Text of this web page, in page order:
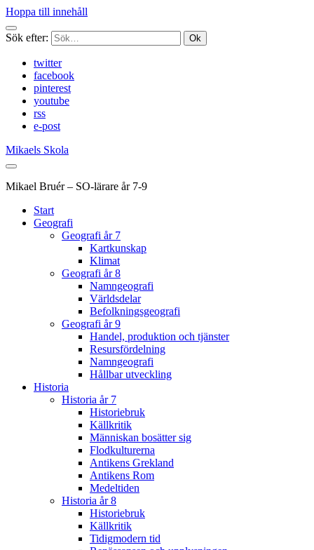
Hoppa till innehåll
Sök efter:
twitter
facebook
pinterest
youtube
rss
e-post
Mikaels Skola
Mikael Bruér – SO-lärare år 7-9
Start
Geografi
Geografi år 7
Kartkunskap
Klimat
Geografi år 8
Namngeografi
Världsdelar
Befolkningsgeografi
Geografi år 9
Handel, produktion och tjänster
Resursfördelning
Namngeografi
Hållbar utveckling
Historia
Historia år 7
Historiebruk
Källkritik
Människan bosätter sig
Flodkulturerna
Antikens Grekland
Antikens Rom
Medeltiden
Historia år 8
Historiebruk
Källkritik
Tidigmodern tid